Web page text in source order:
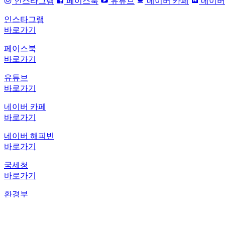
인스타그램
바로가기
페이스북
바로가기
유튜브
바로가기
네이버 카페
바로가기
네이버 해피빈
바로가기
국세청
바로가기
환경부